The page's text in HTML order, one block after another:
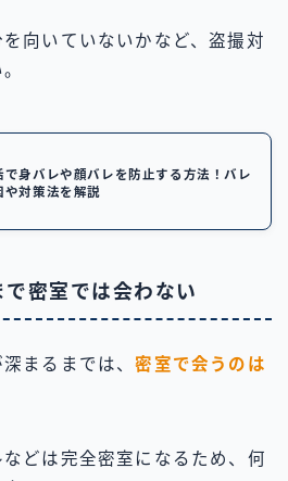
向いていないかなど、盗撮対
で身バレや顔バレを防止する方法！バレ
や対策法を解説
密室では会わない
まるまでは、密室で会うのは
どは完全密室になるため、何